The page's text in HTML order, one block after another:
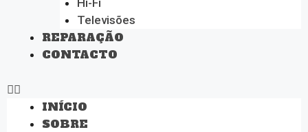
Hi-Fi
Televisões
REPARAÇÃO
CONTACTO
INÍCIO
SOBRE